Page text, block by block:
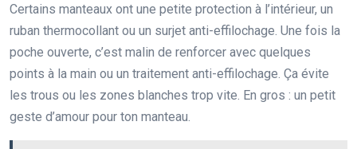
Certains manteaux ont une petite protection à l’intérieur, un
ruban thermocollant ou un surjet anti-effilochage. Une fois la
poche ouverte, c’est malin de renforcer avec quelques
points à la main ou un traitement anti-effilochage. Ça évite
les trous ou les zones blanches trop vite. En gros : un petit
geste d’amour pour ton manteau.